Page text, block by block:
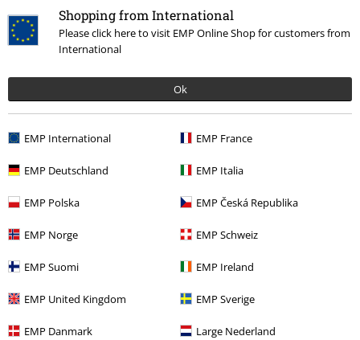
Shopping from International
Please click here to visit EMP Online Shop for customers from
International
Ok
EMP International EMP France
EMP Deutschland EMP Italia
EMP Polska EMP Česká Republika
EMP Norge EMP Schweiz
EMP Suomi EMP Ireland
EMP United Kingdom EMP Sverige
EMP Danmark Large Nederland
Perfektní
Délka
Příliš krátké
Podělte se o váš názor "Bloodsucker".
Napsat hodnocení
How do reviews work?
Třídit podle
Publikováno: Úterý, 11.10.2022
Teplá zimní bunda
Zakoupena velikost L,je trochu větší, takže vespod nacpu ještě